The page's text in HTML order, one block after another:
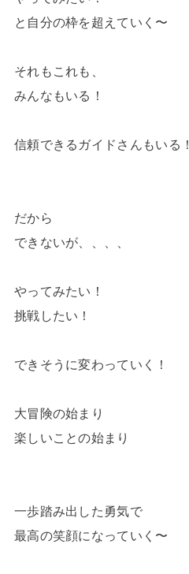
と自分の枠を超えていく〜
それもこれも、
みんなもいる！
信頼できるガイドさんもいる！
だから
できないが、、、、
やってみたい！
挑戦したい！
できそうに変わっていく！
大冒険の始まり
楽しいことの始まり
一歩踏み出した勇気で
最高の笑顔になっていく〜